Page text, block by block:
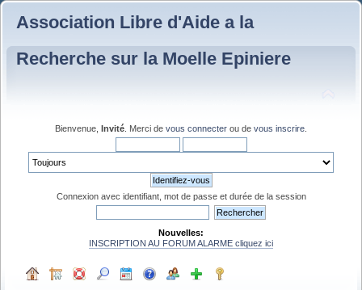
Association Libre d'Aide a la
Recherche sur la Moelle Epiniere
Bienvenue, Invité . Merci de vous connecter ou de vous inscrire
Connexion avec identifiant, mot de passe et durée de la session
Nouvelles:
INSCRIPTION AU FORUM ALARME cliquez ici